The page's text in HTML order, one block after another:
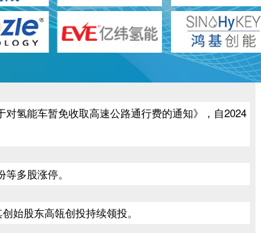
氢能车暂免收取高速公路通行费的通知》，自2024
多股涨停。
始股东高瓴创投持续领投。